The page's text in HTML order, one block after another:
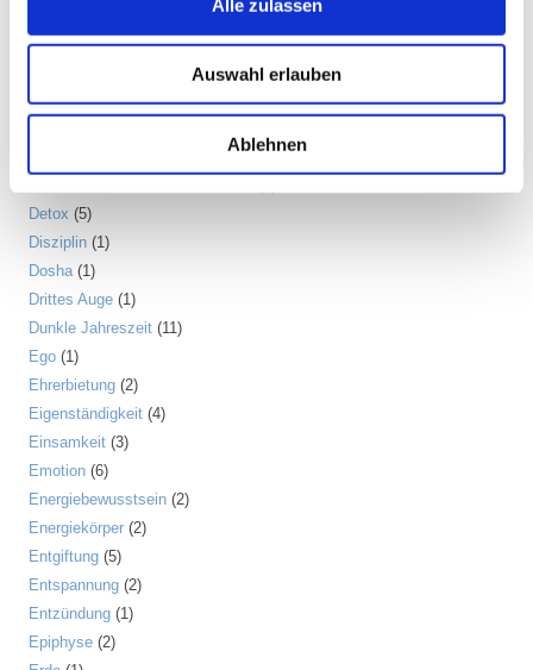
Alle zulassen
Auswahl erlauben
Ablehnen
Chinesisches Horoskop(1)
Darm(2)
Detox (5)
Disziplin (1)
Dosha(1)
Drittes Auge (1)
Dunkle Jahreszeit (11)
Ego (1)
Ehrerbietung (2)
Eigenständigkeit (4)
Einsamkeit (3)
Emotion (6)
Energiebewusstsein (2)
Energiekörper (2)
Entgiftung (5)
Entspannung (2)
Entzündung (1)
Epiphyse (2)